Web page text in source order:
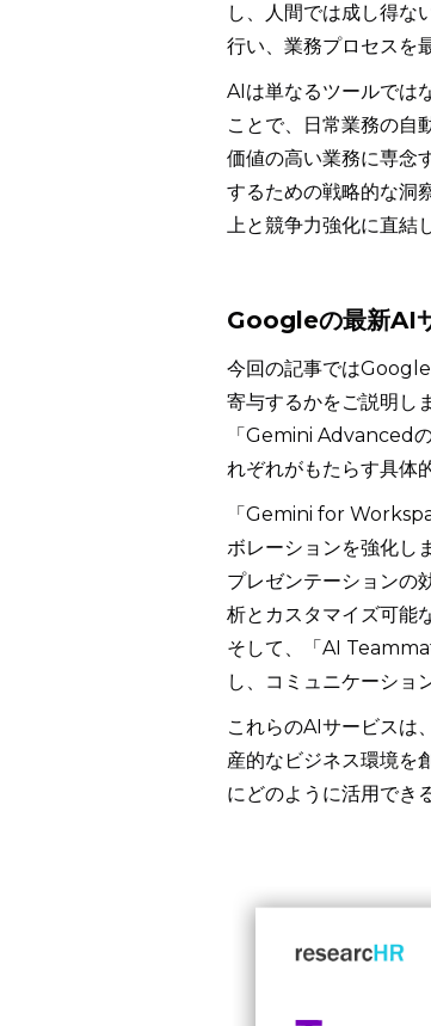
し、人間では成し得な
行い、業務プロセスを
AIは単なるツールでは
ことで、日常業務の自
価値の高い業務に専念
するための戦略的な洞
上と競争力強化に直結
Googleの最新AI
今回の記事では
寄与するかをご説明し
「Gemini Advanced
れぞれがもたらす具体
「Gemini for
ボレーションを強化し
プレゼンテーション
析とカスタマイズ可能
そして、「AI
し、コミュニケーショ
これらのAIサービスは
産的なビジネス環境を
にどのように活用でき